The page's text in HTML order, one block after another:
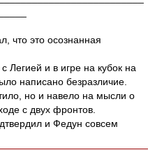
что это осознанная
Легией и в игре на кубок на
написано безразличие.
но и навело на мысли о
с двух фронтов.
и Федун совсем